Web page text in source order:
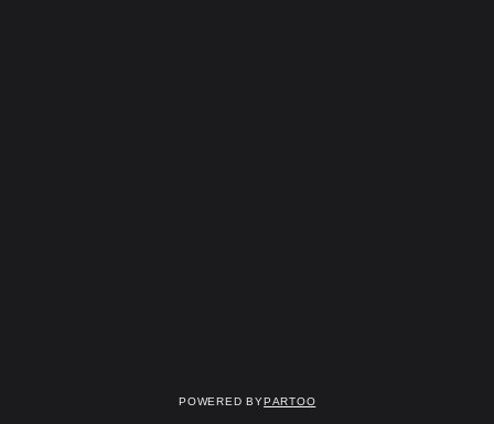
Powered byPartoo